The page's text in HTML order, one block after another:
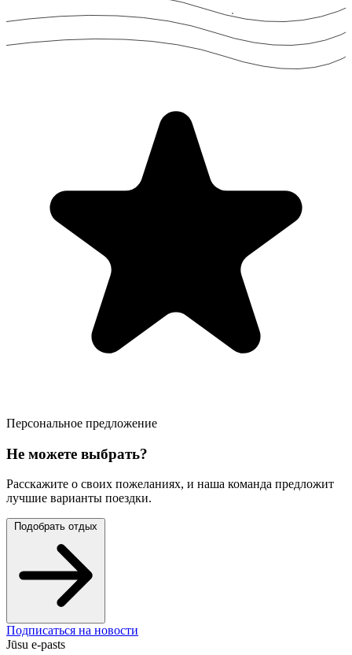
Персональное предложение
Не можете выбрать?
Расскажите о своих пожеланиях, и наша команда предложит
лучшие варианты поездки.
Подобрать отдых
Подписаться на новости
Jūsu e-pasts